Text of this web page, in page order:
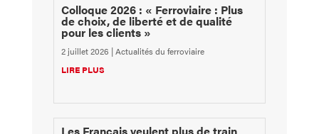
Colloque 2026 : « Ferroviaire : Plus
de choix, de liberté et de qualité
pour les clients »
2 juillet 2026 |Actualités du ferroviaire
LIRE PLUS
Les Français veulent plus de train